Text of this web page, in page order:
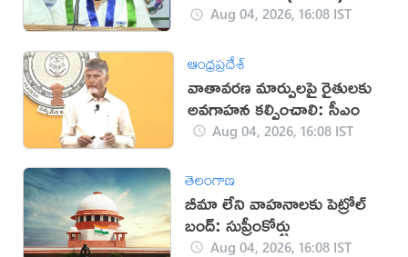
Aug 04, 2026, 16:08 IST
ఆంధ్రప్రదేశ్
వాతావరణ మార్పులపై రైతులకు
అవగాహన కల్పించాలి: సీఎం
Aug 04, 2026, 16:08 IST
తెలంగాణ
బీమా లేని వాహనాలకు పెట్రోల్
బంద్: సుప్రీంకోర్టు
Aug 04, 2026, 16:08 IST